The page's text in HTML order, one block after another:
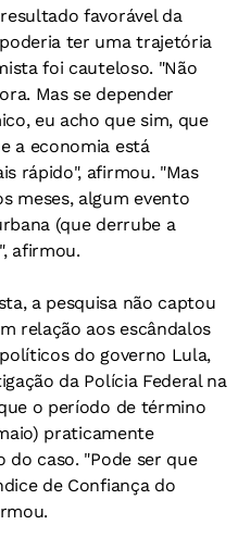
favorável da
ter uma trajetória
foi cauteloso. "Não
Mas se depender
eu acho que sim, que
a economia está
rápido", afirmou. "Mas
meses, algum evento
(que derrube a
afirmou.
a pesquisa não captou
relação aos escândalos
do governo Lula,
da Polícia Federal na
o período de término
praticamente
do caso. "Pode ser que
de Confiança do